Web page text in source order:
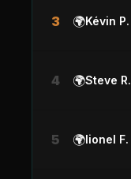
3 🌍Kévin P.
4 🌍Steve R.
5 🌍lionel F.